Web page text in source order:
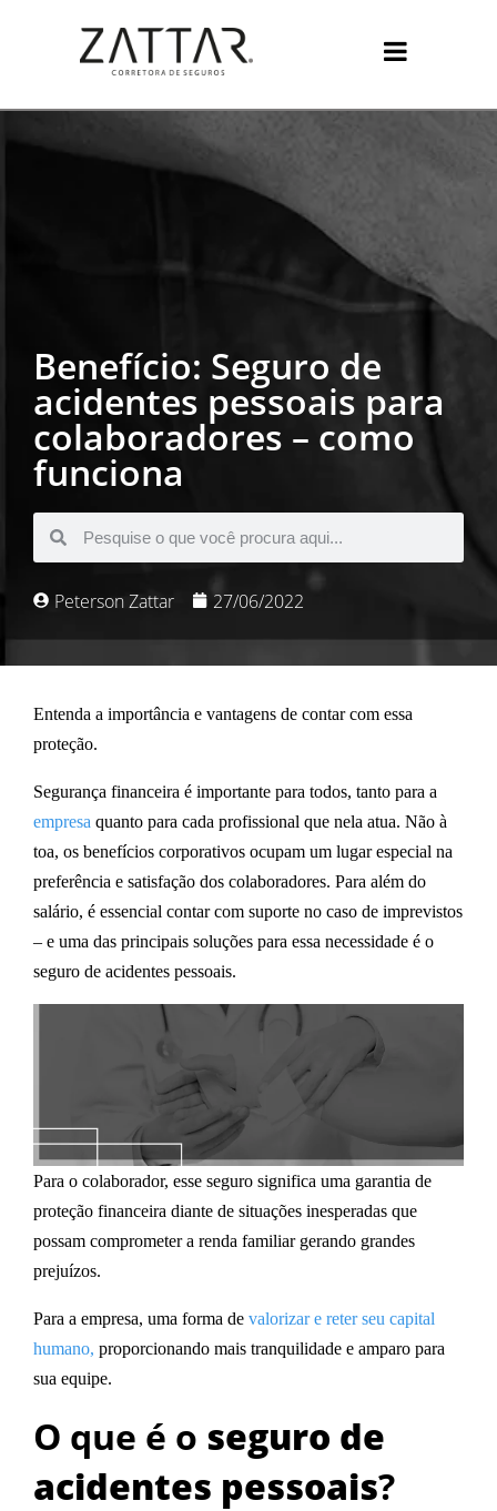
Benefício: Seguro de
acidentes pessoais para
colaboradores – como
funciona
Peterson Zattar 27/06/2022
Entenda a importância e vantagens de contar com essa
proteção.
Segurança financeira é importante para todos, tanto para a
empresa quanto para cada profissional que nela atua. Não à
toa, os benefícios corporativos ocupam um lugar especial na
preferência e satisfação dos colaboradores. Para além do
salário, é essencial contar com suporte no caso de imprevistos
– e uma das principais soluções para essa necessidade é o
seguro de acidentes pessoais.
Para o colaborador, esse seguro significa uma garantia de
proteção financeira diante de situações inesperadas que
possam comprometer a renda familiar gerando grandes
prejuízos.
Para a empresa, uma forma de valorizar e reter seu capital
humano, proporcionando mais tranquilidade e amparo para
sua equipe.
O que é o seguro de
acidentes pessoais?